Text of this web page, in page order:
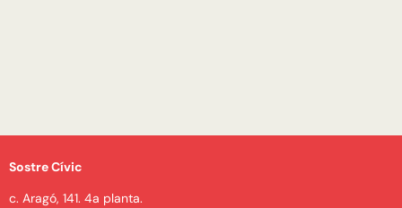
Sostre Cívic
c. Aragó, 141. 4a planta.